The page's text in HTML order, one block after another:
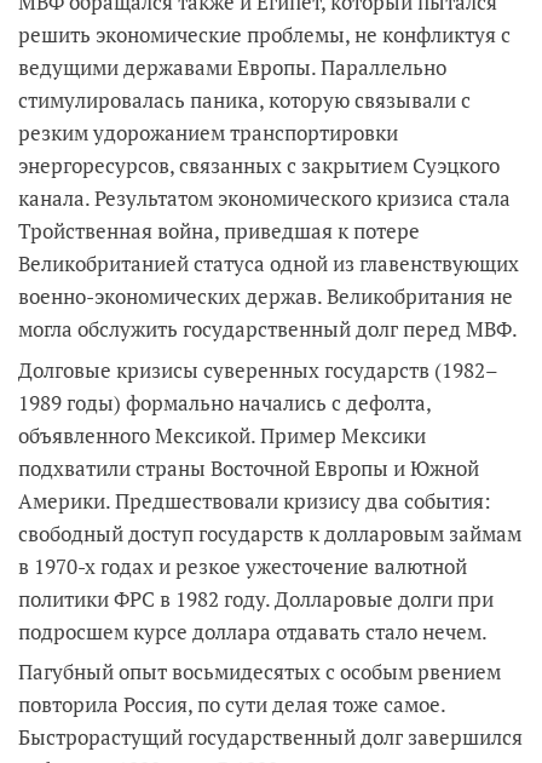
решить экономические проблемы, не конфликтуя с
ведущими державами Европы. Параллельно
стимулировалась паника, которую связывали с
резким удорожанием транспортировки
энергоресурсов, связанных с закрытием Суэцкого
канала. Результатом экономического кризиса стала
Тройственная война, приведшая к потере
Великобританией статуса одной из главенствующих
военно-экономических держав. Великобритания не
могла обслужить государственный долг перед МВФ.
Долговые кризисы суверенных государств (1982–
1989 годы) формально начались с дефолта,
объявленного Мексикой. Пример Мексики
подхватили страны Восточной Европы и Южной
Америки. Предшествовали кризису два события:
свободный доступ государств к долларовым займам
в 1970-х годах и резкое ужесточение валютной
политики ФРС в 1982 году. Долларовые долги при
подросшем курсе доллара отдавать стало нечем.
Пагубный опыт восьмидесятых с особым рвением
повторила Россия, по сути делая тоже самое.
Быстрорастущий государственный долг завершился